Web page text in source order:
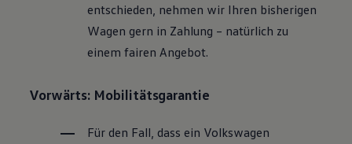
entschieden, nehmen wir Ihren bisherigen
Wagen gern in Zahlung – natürlich zu
einem fairen Angebot.
Vorwärts: Mobilitätsgarantie
Für den Fall, dass ein Volkswagen